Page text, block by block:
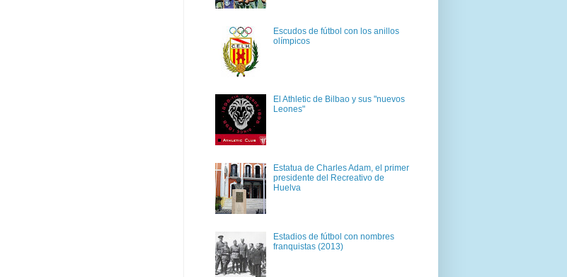
Escudos de fútbol con los anillos
olímpicos
El Athletic de Bilbao y sus "nuevos
Leones"
Estatua de Charles Adam, el primer
presidente del Recreativo de
Huelva
Estadios de fútbol con nombres
franquistas (2013)